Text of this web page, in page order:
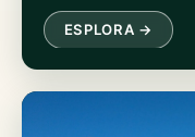
ESPLORA →